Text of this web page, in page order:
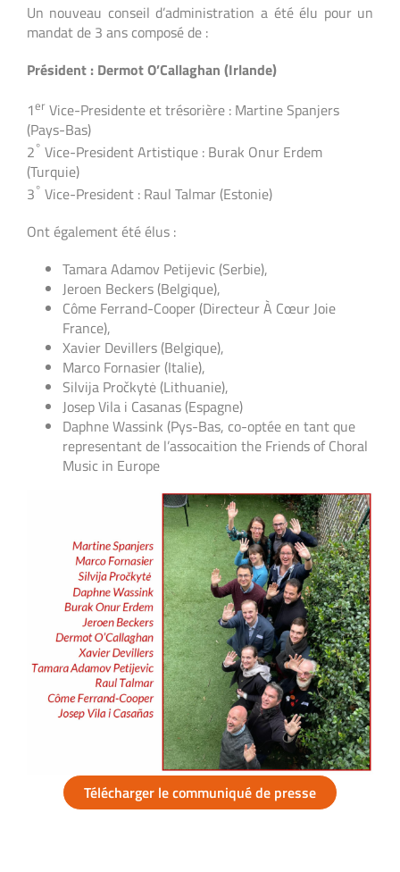
Un nouveau conseil d’administration a été élu pour un
mandat de 3 ans composé de :
Président : Dermot O’Callaghan (Irlande)
1er Vice-Presidente et trésorière : Martine Spanjers
(Pays-Bas)
2° Vice-President Artistique : Burak Onur Erdem
(Turquie)
3° Vice-President : Raul Talmar (Estonie)
Ont également été élus :
Tamara Adamov Petijevic (Serbie),
Jeroen Beckers (Belgique),
Côme Ferrand-Cooper (Directeur À Cœur Joie
France),
Xavier Devillers (Belgique),
Marco Fornasier (Italie),
Silvija Pročkytė (Lithuanie),
Josep Vila i Casanas (Espagne)
Daphne Wassink (Pys-Bas, co-optée en tant que
representant de l’assocaition the Friends of Choral
Music in Europe
Télécharger le communiqué de presse